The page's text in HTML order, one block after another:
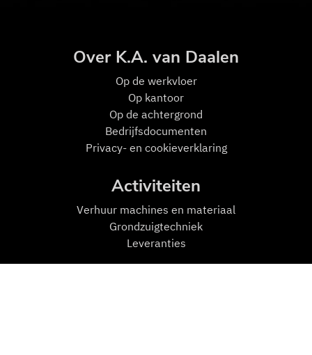
Over K.A. van Daalen
Op de werkvloer
Op kantoor
Op de achtergrond
Bedrijfsdocumenten
Privacy- en cookieverklaring
Activiteiten
Verhuur machines en materiaal
Grondzuigtechniek
Leveranties